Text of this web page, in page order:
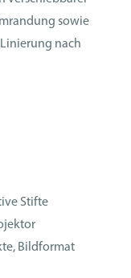
sowie
nach
Stifte
Bildformat